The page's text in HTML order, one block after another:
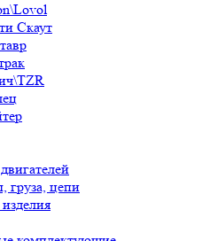
Скаут
груза, цепи